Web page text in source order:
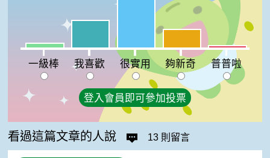
一級棒:4%
我喜歡:24%
夠新奇:16%
普普啦:2%
一級棒
我喜歡 很實用 夠新奇 普普啦
登入會員即可參加投票
看過這篇文章的人說 13 則留言